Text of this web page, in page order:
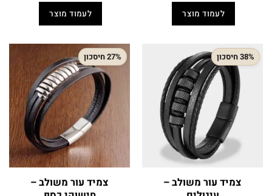
1,199.00 ₪.לעמוד מוצר 235.00 ₪.
לעמוד מוצר
38% חיסכון
צמיד עור משולב –
27% חיסכון
צמיד עור משולב –